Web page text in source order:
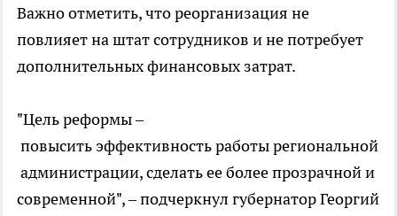
Важно отметить, что реорганизация не
повлияет на штат сотрудников и не потребует
дополнительных финансовых затрат.
"Цель реформы –
повысить эффективность работы региональной
администрации, сделать ее более прозрачной и
современной", – подчеркнул губернатор Георгий